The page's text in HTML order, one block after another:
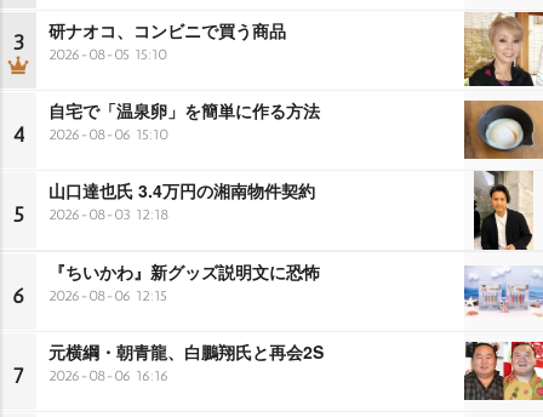
3 研ナオコ、コンビニで買う商品
2026-08-05 15:10
4
自宅で「温泉卵」を簡単に作る方法
2026-08-06 15:10
5
山口達也氏 3.4万円の湘南物件契約
2026-08-03 12:18
6
『ちいかわ』新グッズ説明文に恐怖
2026-08-06 12:15
7
元横綱・朝青龍、白鵬翔氏と再会2S
2026-08-06 16:16